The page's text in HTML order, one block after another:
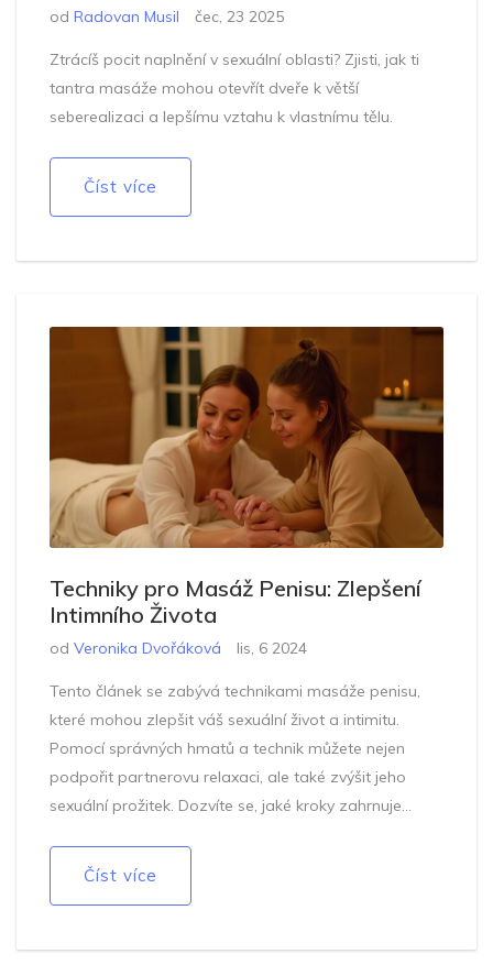
od Radovan Musil čec, 23 2025
Ztrácíš pocit naplnění v sexuální oblasti? Zjisti, jak ti
tantra masáže mohou otevřít dveře k větší
seberealizaci a lepšímu vztahu k vlastnímu tělu.
Číst více
Techniky pro Masáž Penisu: Zlepšení
Intimního Života
od Veronika Dvořáková lis, 6 2024
Tento článek se zabývá technikami masáže penisu,
které mohou zlepšit váš sexuální život a intimitu.
Pomocí správných hmatů a technik můžete nejen
podpořit partnerovu relaxaci, ale také zvýšit jeho
sexuální prožitek. Dozvíte se, jaké kroky zahrnuje
roli. Tento průvodce přináší praktické tipy na zlepšení
Číst více